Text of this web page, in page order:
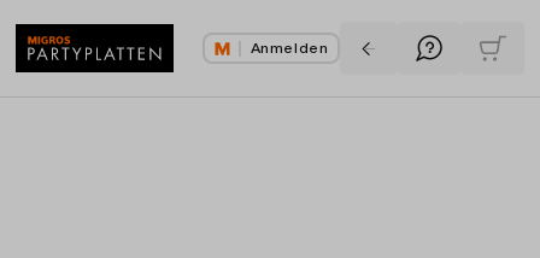
Anmelden